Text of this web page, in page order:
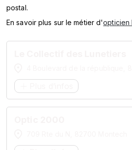
MARQUES
postal.
En savoir plus sur le métier d'opticien